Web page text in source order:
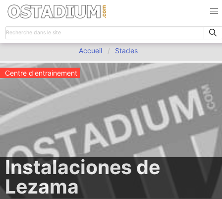
Accueil Stades
Centre d'entrainement
Instalaciones de
Lezama